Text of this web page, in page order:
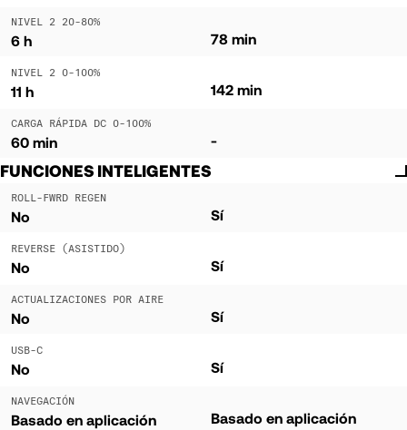
NIVEL 2 20-80%
6 h 78 min
NIVEL 2 0-100%
11 h 142 min
CARGA RÁPIDA DC 0-100%
60 min -
FUNCIONES INTELIGENTES
ROLL-FWRD REGEN
No Sí
REVERSE (ASISTIDO)
No Sí
ACTUALIZACIONES POR AIRE
No Sí
USB-C
No Sí
NAVEGACIÓN
Basado en aplicación Basado en aplicación